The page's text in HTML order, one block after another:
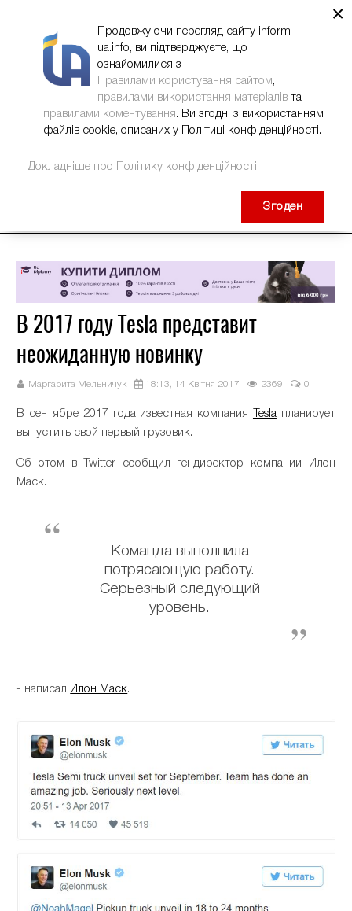
В 2017 году Tesla представит
неожиданную новинку
Маргарита Мельничук 18:13, 14 Квітня 2017 2369 0
В сентябре 2017 года известная компания Teslaпланирует
выпустить свой первый грузовик.
Об этом в Twitter сообщил гендиректор компании Илон
Маск.
Команда выполнила
потрясающую работу.
Серьезный следующий
уровень.
- написал Илон Маск.
×
Продовжуючи перегляд сайту inform-
ua.info, ви підтверджуєте, що
ознайомилися з
Правилами користування сайтом,
правилами використання матеріалів та
правилами коментування. Ви згодні з використанням
файлів cookie, описаних у Політиці конфіденційності.
Докладніше про Політику конфіденційності
Згоден